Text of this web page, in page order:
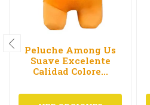
Peluche Among Us
Suave Excelente
Calidad Colore...